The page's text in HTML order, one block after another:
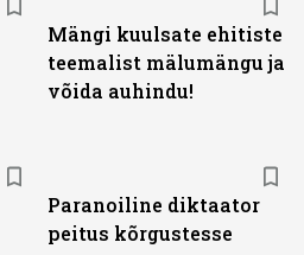
Mängi kuulsate ehitiste
teemalist mälumängu ja
võida auhindu!
Paranoiline diktaator
peitus kõrgustesse